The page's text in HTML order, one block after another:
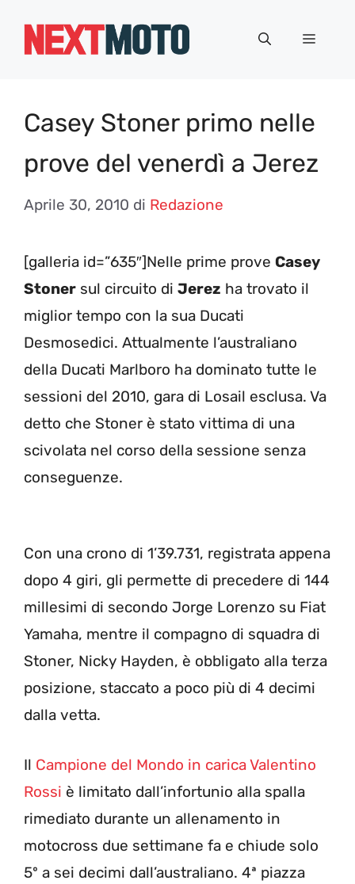
Menu
Casey Stoner primo nelle
prove del venerdì a Jerez
Aprile 30, 2010 di Redazione
[galleria id=”635″]Nelle prime prove Casey
Stoner sul circuito di Jerez ha trovato il
miglior tempo con la sua Ducati
Desmosedici. Attualmente l’australiano
della Ducati Marlboro ha dominato tutte le
sessioni del 2010, gara di Losail esclusa. Va
detto che Stoner è stato vittima di una
scivolata nel corso della sessione senza
conseguenze.
Con una crono di 1’39.731, registrata appena
dopo 4 giri, gli permette di precedere di 144
millesimi di secondo Jorge Lorenzo su Fiat
Yamaha, mentre il compagno di squadra di
Stoner, Nicky Hayden, è obbligato alla terza
posizione, staccato a poco più di 4 decimi
dalla vetta.
Il Campione del Mondo in carica Valentino
Rossi è limitato dall’infortunio alla spalla
rimediato durante un allenamento in
motocross due settimane fa e chiude solo
5º a sei decimi dall’australiano. 4ª piazza